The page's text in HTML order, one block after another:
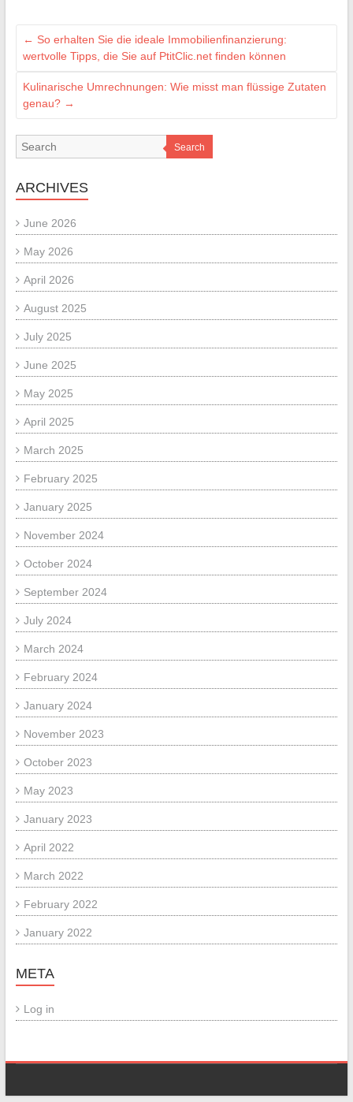
← So erhalten Sie die ideale Immobilienfinanzierung:
wertvolle Tipps, die Sie auf PtitClic.net finden können
Kulinarische Umrechnungen: Wie misst man flüssige Zutaten
genau? →
Search
ARCHIVES
June 2026
May 2026
April 2026
August 2025
July 2025
June 2025
May 2025
April 2025
March 2025
February 2025
January 2025
November 2024
October 2024
September 2024
July 2024
March 2024
February 2024
January 2024
November 2023
October 2023
May 2023
January 2023
April 2022
March 2022
February 2022
January 2022
META
Log in